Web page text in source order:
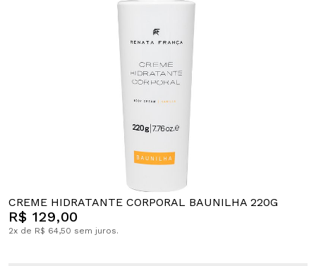
CREME HIDRATANTE CORPORAL BAUNILHA 220G
R$ 129,00
2x de R$ 64,50 sem juros.